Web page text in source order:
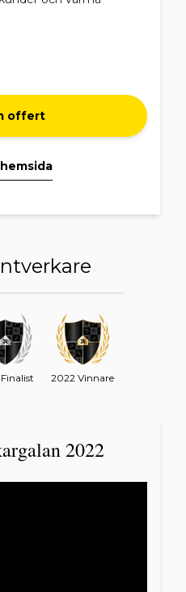
kan komma ut och titta
offert
2022 Vinnare
2022